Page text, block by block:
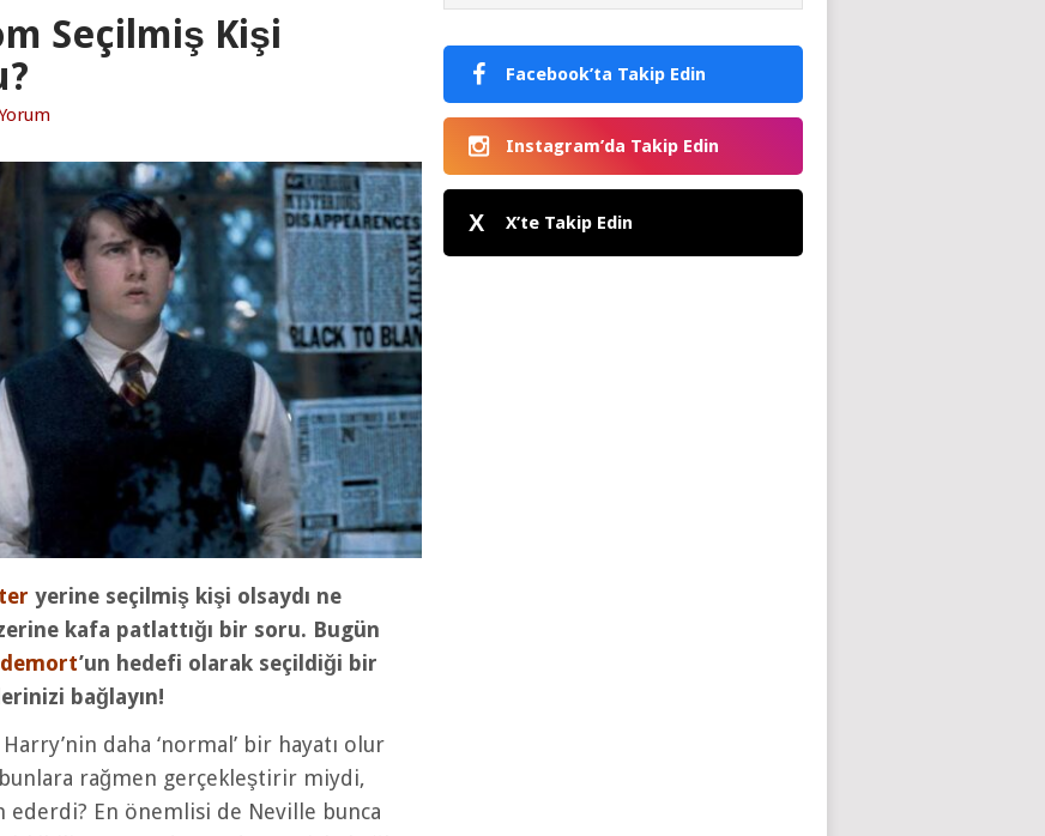
Seçilmiş Kişi
yerine seçilmiş kişi olsaydı ne
kafa patlattığı bir soru. Bugün
’un hedefi olarak seçildiği bir
bağlayın!
daha ‘normal’ bir hayatı olur
rağmen gerçekleştirir miydi,
ederdi? En önemlisi de Neville bunca
Facebook’ta Takip Edin
Instagram’da Takip Edin
X X’te Takip Edin